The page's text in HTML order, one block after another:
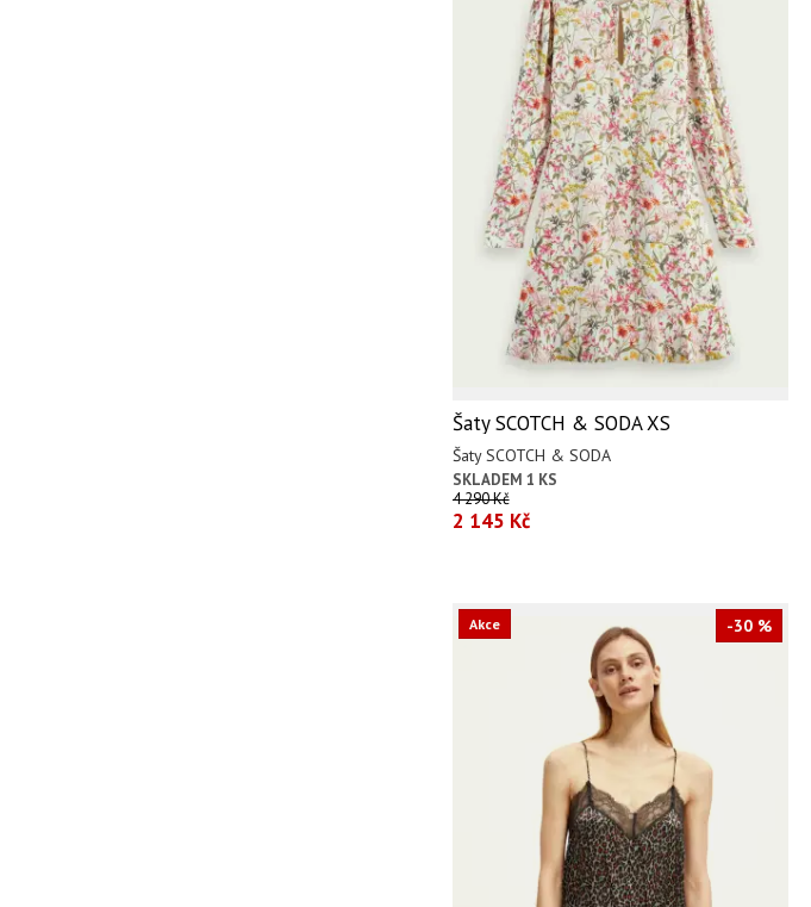
Šaty SCOTCH & SODA XS
Šaty SCOTCH & SODA
SKLADEM 1 KS
4 290 Kč
2 145 Kč
-30 %
Akce